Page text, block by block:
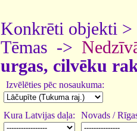
Konkrēti objekti >
Tēmas ->
urgas, cilvēku
Izvēlēties pēc nosaukuma:
Kura Latvijas daļa: Novads /